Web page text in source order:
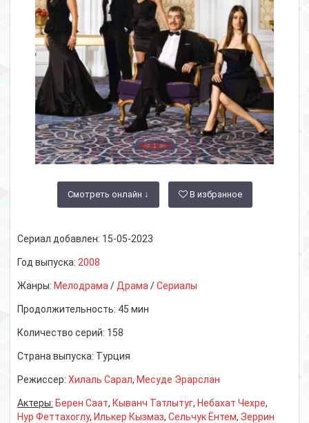
Смотреть онлайн ↓ В избранное
Сериал добавлен: 15-05-2023
Год выпуска: 2008
Жанры: Мелодрама / Драма /Сериалы
Продолжительность: 45 мин
Количество серий: 158
Страна выпуска: Турция
Режиссер: Хилаль Сарал, Месуде Эрарслан
Актеры: Берен Саат, Кыванч Татлытуг, Небахат Чехре,
Нур Феттахоглу, Илькер Кызмаз, Сельчук Ёнтем, Зеррин